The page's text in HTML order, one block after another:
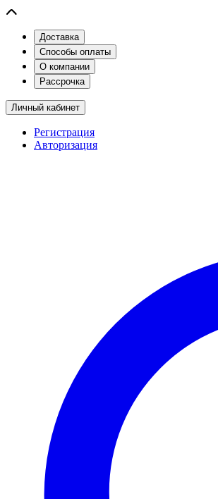
Доставка
Способы оплаты
О компании
Рассрочка
Личный кабинет
Регистрация
Авторизация